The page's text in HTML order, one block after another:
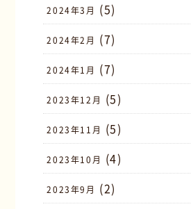
2024年3月 (5)
2024年2月 (7)
2024年1月 (7)
2023年12月 (5)
2023年11月 (5)
2023年10月 (4)
2023年9月 (2)